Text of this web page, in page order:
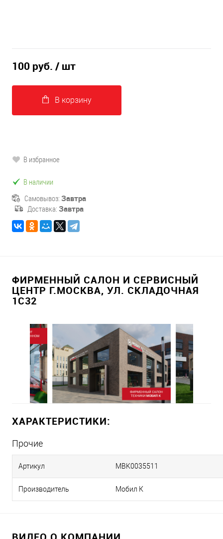
100 руб. / шт
В корзину
В избранное
В наличии
Самовывоз: Завтра
Доставка: Завтра
ФИРМЕННЫЙ САЛОН И СЕРВИСНЫЙ
ЦЕНТР Г.МОСКВА, УЛ. СКЛАДОЧНАЯ
1С32
ХАРАКТЕРИСТИКИ:
Прочие
Артикул MBK0035511
Производитель Мобил К